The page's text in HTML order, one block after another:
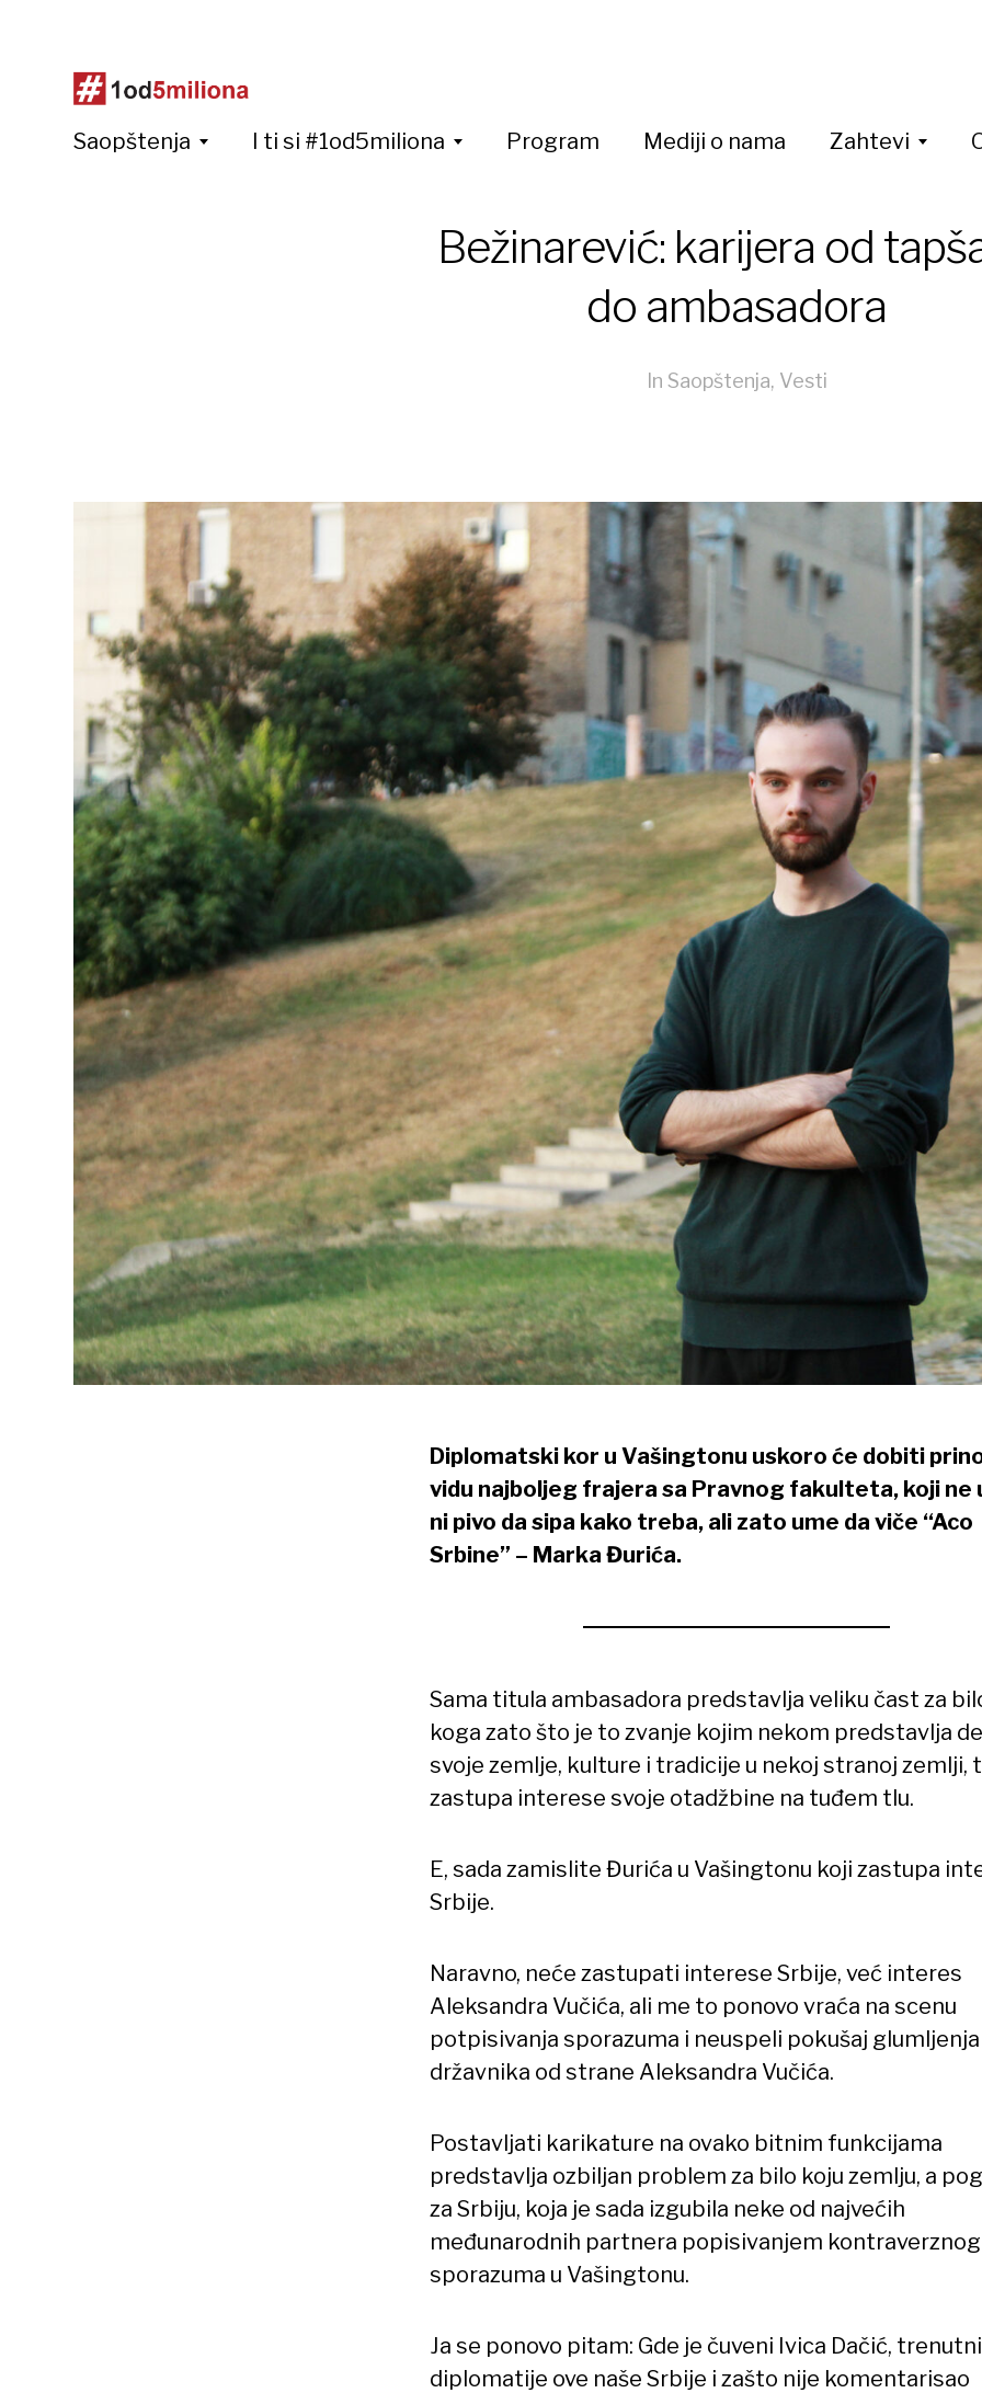
Saopštenja I ti si #1od5miliona Program Mediji o nama Zahtevi
Bežinarević: karijera od
do ambasadora
In Saopštenja, Vesti
Diplomatski kor u Vašingtonu uskoro će dobiti
vidu najboljeg frajera sa Pravnog fakulteta, koji ne
ni pivo da sipa kako treba, ali zato ume da viče “Aco
Srbine” – Marka Đurića.
Sama titula ambasadora predstavlja veliku čast za
koga zato što je to zvanje kojim nekom predstavlja
svoje zemlje, kulture i tradicije u nekoj stranoj zemlji,
zastupa interese svoje otadžbine na tuđem tlu.
E, sada zamislite Đurića u Vašingtonu koji zastupa
Srbije.
Naravno, neće zastupati interese Srbije, već interes
Aleksandra Vučića, ali me to ponovo vraća na scenu
potpisivanja sporazuma i neuspeli pokušaj glumljenja
državnika od strane Aleksandra Vučića.
Postavljati karikature na ovako bitnim funkcijama
predstavlja ozbiljan problem za bilo koju zemlju, a
za Srbiju, koja je sada izgubila neke od najvećih
međunarodnih partnera popisivanjem kontraverznog
sporazuma u Vašingtonu.
Ja se ponovo pitam: Gde je čuveni Ivica Dačić,
diplomatije ove naše Srbije i zašto nije komentarisao